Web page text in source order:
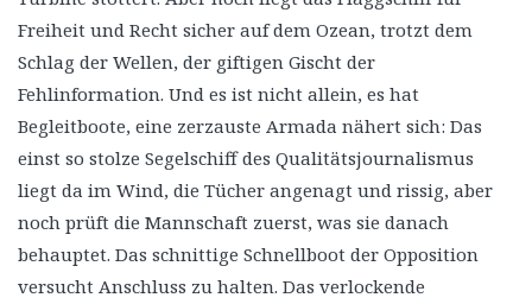
Freiheit und Recht sicher auf dem Ozean, trotzt dem
Schlag der Wellen, der giftigen Gischt der
Fehlinformation. Und es ist nicht allein, es hat
Begleitboote, eine zerzauste Armada nähert sich: Das
einst so stolze Segelschiff des Qualitätsjournalismus
liegt da im Wind, die Tücher angenagt und rissig, aber
noch prüft die Mannschaft zuerst, was sie danach
behauptet. Das schnittige Schnellboot der Opposition
versucht Anschluss zu halten. Das verlockende